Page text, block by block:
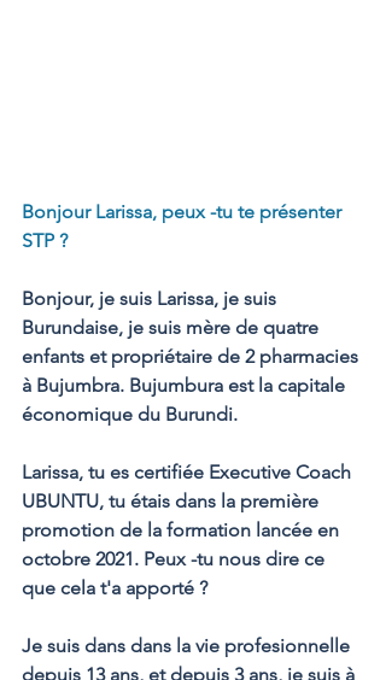
Bonjour Larissa, peux -tu te présenter
STP ?
Bonjour, je suis Larissa, je suis
Burundaise, je suis mère de quatre
enfants et propriétaire de 2 pharmacies
à Bujumbra. Bujumbura est la capitale
économique du Burundi.
Larissa, tu es certifiée Executive Coach
UBUNTU, tu étais dans la première
promotion de la formation lancée en
octobre 2021. Peux -tu nous dire ce
que cela t'a apporté ?
Je suis dans dans la vie profesionnelle
depuis 13 ans, et depuis 3 ans, je suis à